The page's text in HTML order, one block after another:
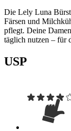
Die Lely Luna
Färsen und
pflegt. Deine
täglich nutzen – für
USP